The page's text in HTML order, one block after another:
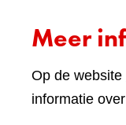
Meer
Op de website
informatie